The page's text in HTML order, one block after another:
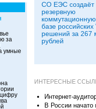
за
умные
СО ЕЭС создаёт
резервную
базе российских
решений за 267
рублей
ИНТЕРЕСНЫЕ
Интернет-
В России